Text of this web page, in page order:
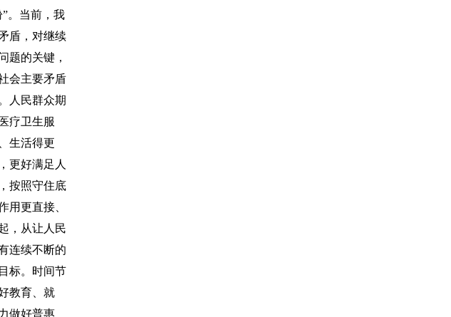
。当前，我
盾，对继续
题的关键，
会主要矛盾
人民群众期
疗卫生服
生活得更
更好满足人
按照守住底
用更直接、
，从让人民
连续不断的
标。时间节
教育、就
做好普惠